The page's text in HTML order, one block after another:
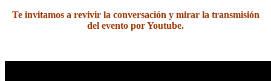
Te invitamos a revivir la conversación y mirar la transmisión
del evento por Youtube.